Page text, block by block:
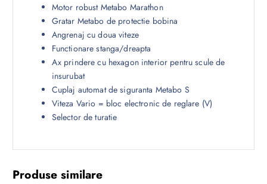
Motor robust Metabo Marathon
Gratar Metabo de protectie bobina
Angrenaj cu doua viteze
Functionare stanga/dreapta
Ax prindere cu hexagon interior pentru scule de
insurubat
Cuplaj automat de siguranta Metabo S
Viteza Vario = bloc electronic de reglare (V)
Selector de turatie
Produse similare